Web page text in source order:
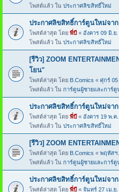
โพสต์แล้ว ใน ประกาศลิขสิทธิ์ใหม่
ประกาศลิขสิทธิ์การ์ตูนใหม่จาก
โพสต์ล่าสุด โดย พี่บี « อังคาร 09 มิ.ย
โพสต์แล้ว ใน ประกาศลิขสิทธิ์ใหม่
[รีวิว] ZOOM
โยน"
โพสต์ล่าสุด โดย B.Comics « ศุกร์ 05
โพสต์แล้ว ใน การ์ตูนผู้ชายและการ์
ประกาศลิขสิทธิ์การ์ตูนใหม่จาก
โพสต์ล่าสุด โดย พี่บี « อังคาร 19 พ.ค
โพสต์แล้ว ใน ประกาศลิขสิทธิ์ใหม่
[รีวิว] ZOOM
โพสต์ล่าสุด โดย B.Comics « พฤหัสฯ.
โพสต์แล้ว ใน การ์ตูนผู้ชายและการ์
ประกาศลิขสิทธิ์การ์ตูนใหม่จาก
โพสต์ล่าสุด โดย พี่บี « จันทร์ 27 เม.ย